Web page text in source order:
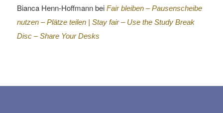
Bianca Henn-Hoffmannbei Fair bleiben – Pausenscheibe
nutzen – Plätze teilen | Stay fair – Use the Study Break
Disc – Share Your Desks